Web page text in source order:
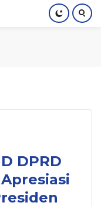
Index
DPRD